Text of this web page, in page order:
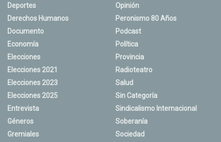
Deportes
Derechos Humanos
Documento
Economía
Elecciones
Elecciones 2021
Elecciones 2023
Elecciones 2025
Entrevista
Géneros
Gremiales
Opinión
Peronismo 80 Años
Podcast
Política
Provincia
Radioteatro
Salud
Sin Categoría
Sindicalismo Internacional
Soberanía
Sociedad